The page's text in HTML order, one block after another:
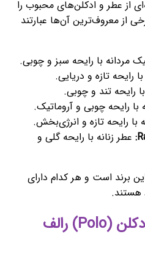
از عطر و ادکلن‌های محبوب را
از معروف‌ترین آن‌ها عبارتند
مردانه با رایحه سبز و چوبی.
رایحه تازه و دریایی.
رایحه تند و چوبی.
با رایحه چوبی و آروماتیک.
با رایحه تازه و انرژی‌بخش.
عطر زنانه با رایحه گلی و
برند است و هر کدام دارای
هستند.
معرفی کامل عطر و ادکلن (Polo) رالف